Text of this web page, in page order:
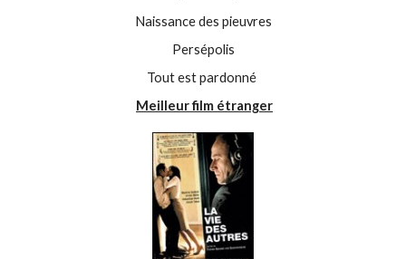
Naissance des pieuvres
Persépolis
Tout est pardonné
Meilleur film étranger